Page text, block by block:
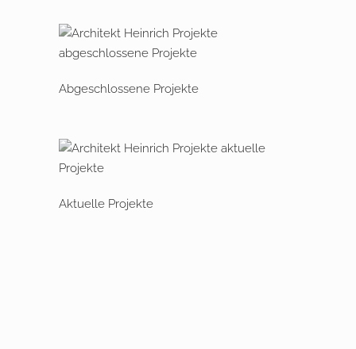
Abgeschlossene Projekte
Aktuelle Projekte